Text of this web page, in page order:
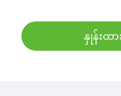
နှုန်းထာ